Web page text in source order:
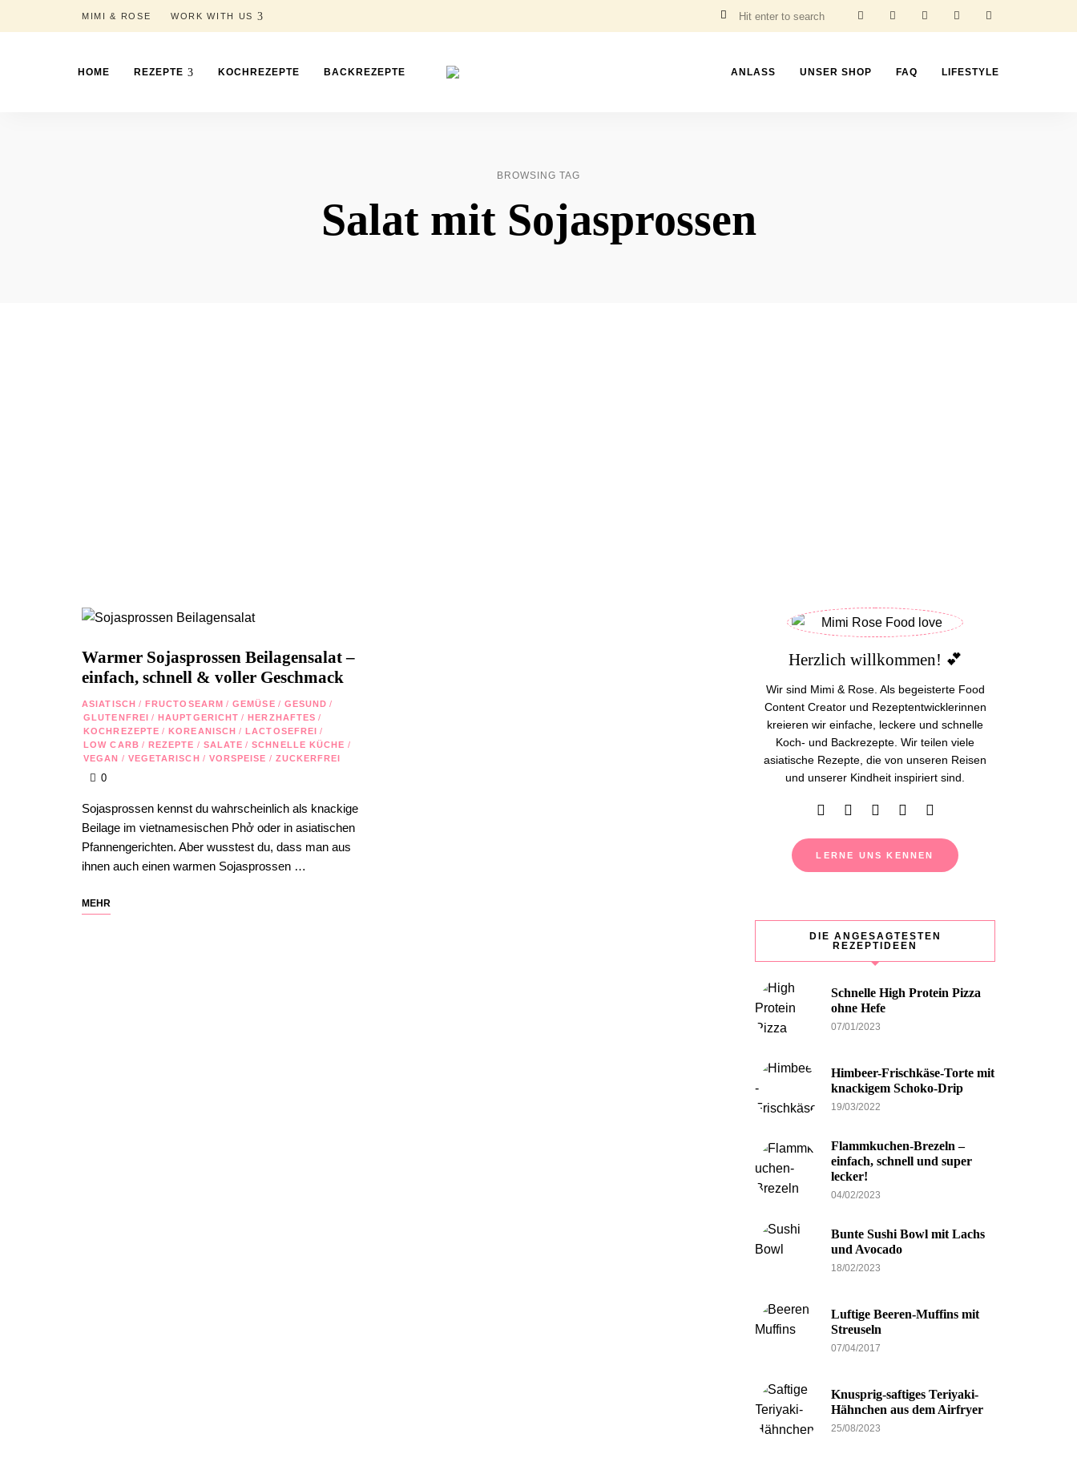
MIMI & ROSE WORK WITH US
Love
❤
HOME REZEPTE KOCHREZEPTE BACKREZEPTE ANLASS UNSER SHOP FAQ LIFESTYLE
BROWSING TAG
Salat mit Sojasprossen
Warmer Sojasprossen Beilagensalat –
einfach, schnell & voller Geschmack
ASIATISCH / FRUCTOSEARM / GEMÜSE / GESUND /
GLUTENFREI / HAUPTGERICHT / HERZHAFTES /
KOCHREZEPTE / KOREANISCH / LACTOSEFREI /
LOW CARB / REZEPTE / SALATE / SCHNELLE KÜCHE /
VEGAN / VEGETARISCH / VORSPEISE / ZUCKERFREI
0
Sojasprossen kennst du wahrscheinlich als knackige
Beilage im vietnamesischen Phở oder in asiatischen
Pfannengerichten. Aber wusstest du, dass man aus
ihnen auch einen warmen Sojasprossen …
MEHR
Herzlich willkommen! 💕
Wir sind Mimi & Rose. Als begeisterte Food
Content Creator und Rezeptentwicklerinnen
kreieren wir einfache, leckere und schnelle
Koch- und Backrezepte. Wir teilen viele
asiatische Rezepte, die von unseren Reisen
und unserer Kindheit inspiriert sind.
LERNE UNS KENNEN
DIE ANGESAGTESTEN
REZEPTIDEEN
Schnelle High Protein Pizza
ohne Hefe
07/01/2023
Himbeer-Frischkäse-Torte mit
knackigem Schoko-Drip
19/03/2022
Flammkuchen-Brezeln –
einfach, schnell und super
lecker!
04/02/2023
Bunte Sushi Bowl mit Lachs
und Avocado
18/02/2023
Luftige Beeren-Muffins mit
Streuseln
07/04/2017
Knusprig-saftiges Teriyaki-
Hähnchen aus dem Airfryer
25/08/2023